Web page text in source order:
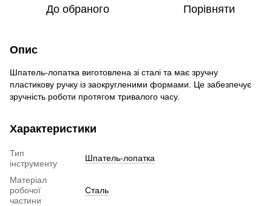
До обраного Порівняти
Опис
Шпатель-лопатка виготовлена зі сталі та має зручну
пластикову ручку із заокругленими формами. Це забезпечує
зручність роботи протягом тривалого часу.
Характеристики
Тип
інструменту
Шпатель-лопатка
Матеріал
робочої
частини
Сталь